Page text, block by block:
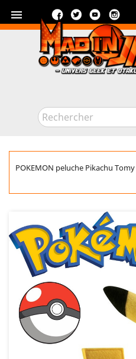
 FacebookTwitterYouTube
POKEMON peluche Pikachu Tomy